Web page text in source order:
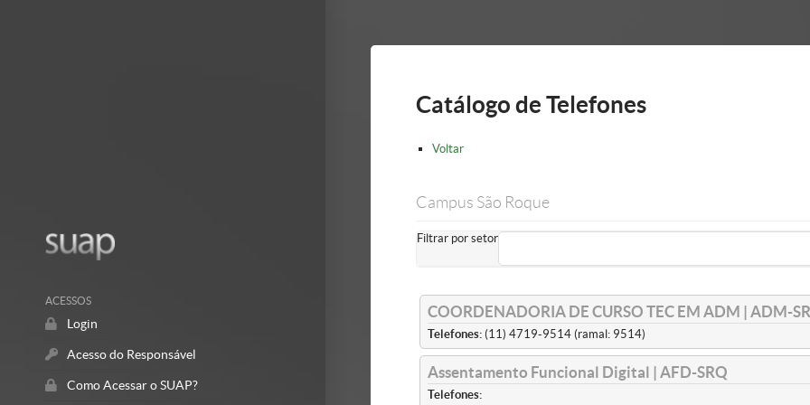
ACESSOS
Login
Acesso do Responsável
Como Acessar o SUAP?
Catálogo de Telefones
Voltar
Campus São Roque
Filtrar por setor
COORDENADORIA DE CURSO TEC EM ADM | ADM-
Telefones: (11) 4719-9514 (ramal: 9514)
Assentamento Funcional Digital | AFD-SRQ
Telefones: